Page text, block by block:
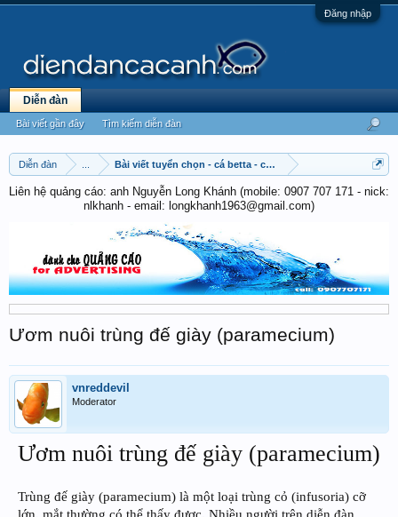
Đăng nhập
Diễn đàn Bài viết tuyển chọn - cá betta - cá cờ
Liên hệ quảng cáo: anh Nguyễn Long Khánh (mobile: 0907 707 171 - nick:
nlkhanh - email: longkhanh1963@gmail.com)
Ươm nuôi trùng đế giày (paramecium)
vnreddevil
Moderator
Ươm nuôi trùng đế giày (paramecium)
Trùng đế giày (paramecium) là một loại trùng cỏ (infusoria) cỡ
Diễn đàn
Bài viết gần đây Tìm kiếm diễn đàn